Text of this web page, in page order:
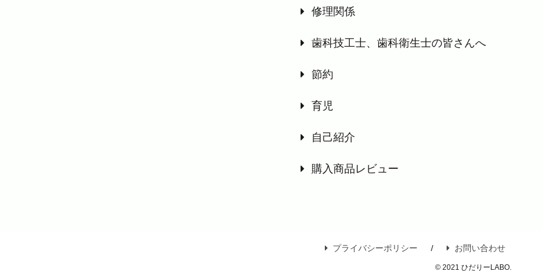
修理関係
歯科技工士、歯科衛生士の皆さんへ
節約
育児
自己紹介
購入商品レビュー
プライバシーポリシー お問い合わせ
© 2021 ひだりーLABO.